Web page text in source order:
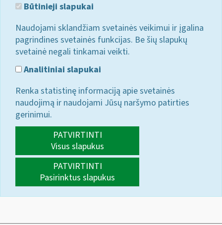
Būtinieji slapukai
Naudojami sklandžiam svetainės veikimui ir įgalina
pagrindines svetainės funkcijas. Be šių slapukų
svetainė negali tinkamai veikti.
Analitiniai slapukai
Renka statistinę informaciją apie svetainės
naudojimą ir naudojami Jūsų naršymo patirties
gerinimui.
PATVIRTINTI
Visus slapukus
PATVIRTINTI
Pasirinktus slapukus